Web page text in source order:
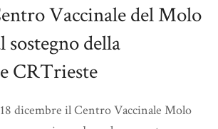
Vaccinale del Molo
sostegno della
CRTrieste
dicembre il Centro Vaccinale Molo